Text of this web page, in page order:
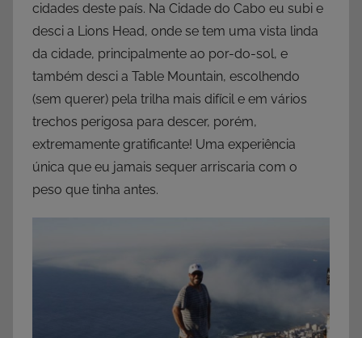
cidades deste país. Na Cidade do Cabo eu subi e
desci a Lions Head, onde se tem uma vista linda
da cidade, principalmente ao por-do-sol, e
também desci a Table Mountain, escolhendo
(sem querer) pela trilha mais difícil e em vários
trechos perigosa para descer, porém,
extremamente gratificante! Uma experiência
única que eu jamais sequer arriscaria com o
peso que tinha antes.